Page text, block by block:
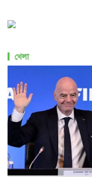
খেলা